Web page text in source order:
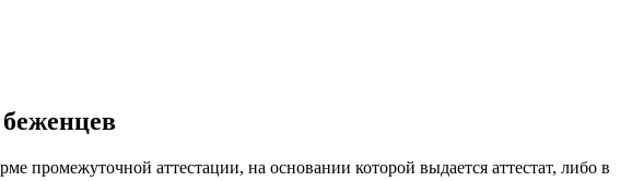
промежуточной аттестации, на основании которой выдается аттестат, либо в